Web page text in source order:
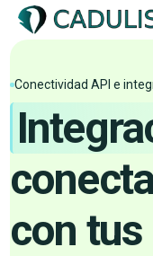
Conectividad API e
con tus